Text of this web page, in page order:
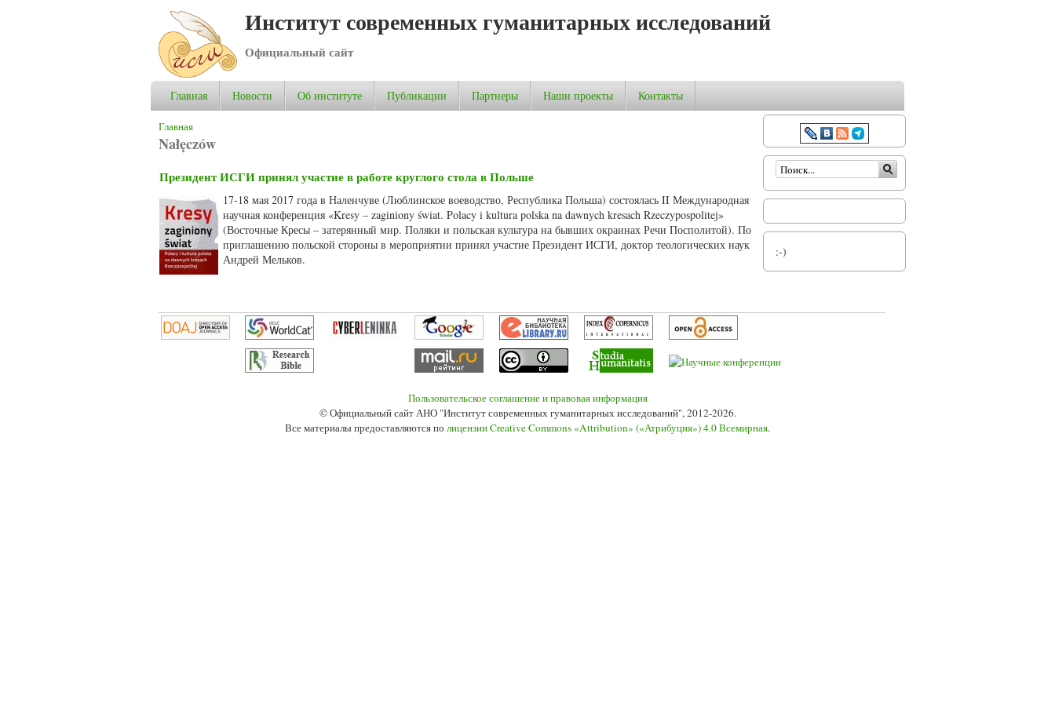
Институт современных гуманитарных исследований
Официальный сайт
Главная Новости Об институте Публикации Партнеры Наши проекты Контакты
Вы здесь
Главная
Nałęczów
Президент ИСГИ принял участие в работе круглого стола в Польше
17-18 мая 2017 года в Наленчуве (Люблинское воеводство, Республика Польша) состоялась II Международная
научная конференция «Kresy – zaginiony świat. Polacy i kultura polska na dawnych kresach Rzeczypospolitej»
(Восточные Кресы – затерянный мир. Поляки и польская культура на бывших окраинах Речи Посполитой). По
приглашению польской стороны в мероприятии принял участие Президент ИСГИ, доктор теологических наук
Андрей Мельков.
Форма поиска
:-)
Пользовательское соглашение и правовая информация
© Официальный сайт АНО "Институт современных гуманитарных исследований", 2012-2026.
Все материалы предоставляются по лицензии Creative Commons «Attribution» («Атрибуция») 4.0 Всемирная.